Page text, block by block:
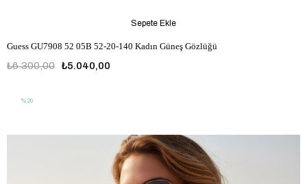
Guess GU7908 52 05B 52-20-140 Kadın Güneş Gözlüğü
₺5.040,00
₺6.300,00
Sepete Ekle
%20